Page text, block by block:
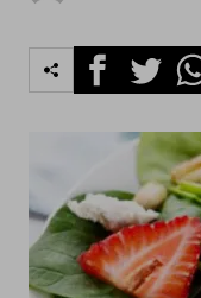
FacebookTwitter